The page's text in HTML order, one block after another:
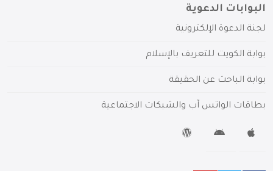
البوابات الدعوية
لجنة الدعوة الإلكترونية
بوابة الكويت للتعريف بالإسلام
بوابة الباحث عن الحقيقة
بطاقات الواتس آب والشبكات الاجتماعية